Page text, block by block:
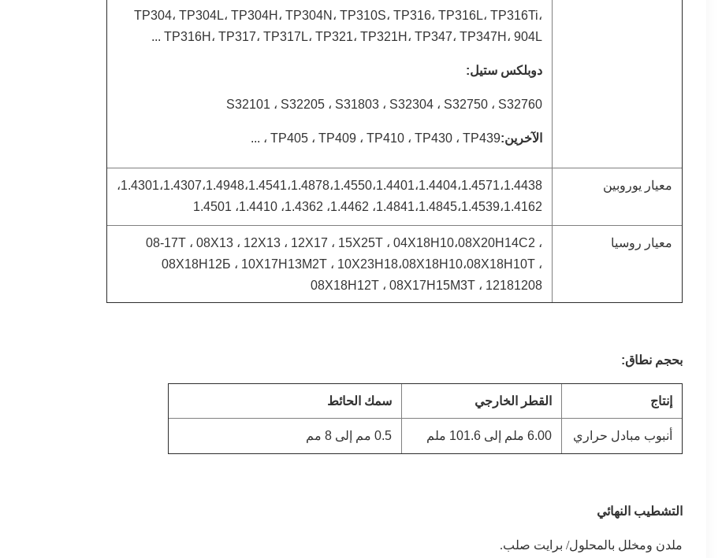
TP304، TP304L، TP304H، TP304N، TP310S، TP316، TP316L، TP316Ti،
TP316H، TP317، TP317L، TP321، TP321H، TP347، TP347H، 904L ...
دوبلكس ستيل:
S32101 ، S32205 ، S31803 ، S32304 ، S32750 ، S32760
الآخرين:TP405 ، TP409 ، TP410 ، TP430 ، TP439 ، ...
معيار يوروبين
1.4301،1.4307،1.4948،1.4541،1.4878،1.4550،1.4401،1.4404،1.4571،1.4438،
1.4841،1.4845،1.4539،1.4162، 1.4462، 1.4362، 1.4410، 1.4501
معيار روسيا
08-17Т ، 08Х13 ، 12Х13 ، 12Х17 ، 15Х25Т ، 04Х18Н10،08Х20Н14С2 ،
08Х18Н12Б ، 10Х17Н13М2Т ، 10Х23Н18،08Х18Н10،08Х18Н10Т ،
08Х18Н12Т ، 08Х17Н15М3Т ، 12181208
بحجم نطاق:
إنتاج القطر الخارجي سمك الحائط
أنبوب مبادل حراري 6.00 ملم إلى 101.6 ملم 0.5 مم إلى 8 مم
التشطيب النهائي
ملدن ومخلل بالمحلول/ برايت صلب.